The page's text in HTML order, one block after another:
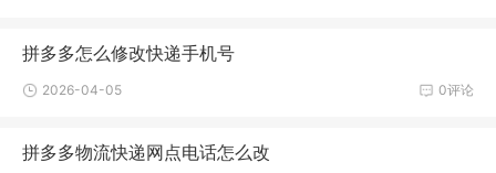
拼多多怎么修改快递手机号
0评论
2026-04-05
拼多多物流快递网点电话怎么改